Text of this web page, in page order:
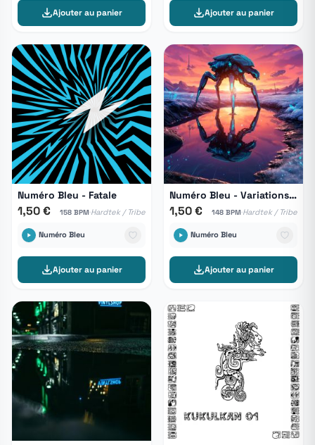
Ajouter au panier Ajouter au panier
Numéro Bleu - Fatale
1,50 € 158 BPM·Hardtek / Tribe
Numéro Bleu
Ajouter au panier
Numéro Bleu - Variations Liquides
1,50 € 148 BPM·Hardtek / Tribe
Numéro Bleu
Ajouter au panier